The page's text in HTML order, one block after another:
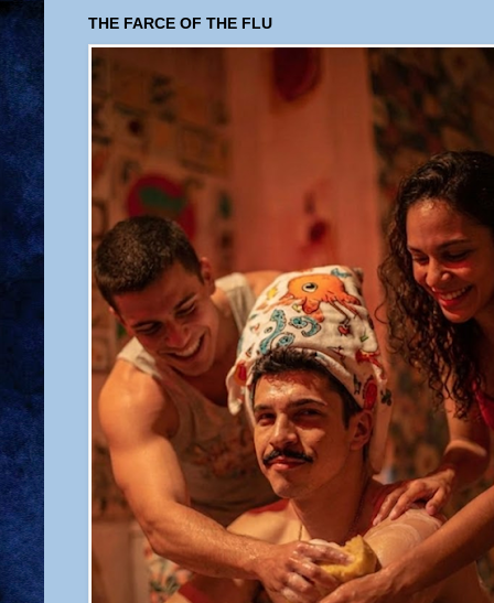
THE FARCE OF THE FLU